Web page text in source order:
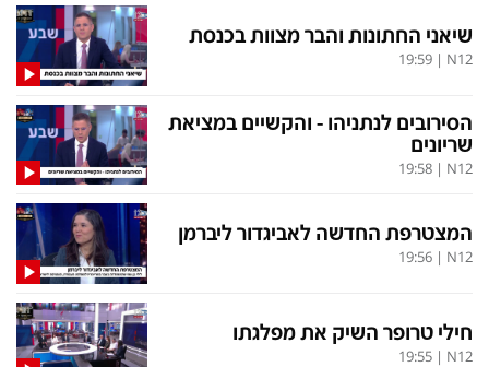
שיאני החתונות והבר מצוות בכנסת
N12
|
19:59
הסירובים לנתניהו - והקשיים במציאת
שריונים
N12
|
19:58
המצטרפת החדשה לאביגדור ליברמן
N12
|
19:56
חילי טרופר השיק את מפלגתו
N12
|
19:55